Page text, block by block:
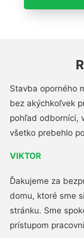
Stavba oporného
bez akýchkoľvek
pohľad odborníci,
všetko prebehlo
VIKTOR
Ďakujeme za
domu, ktoré sme
stránku. Sme
prístupom